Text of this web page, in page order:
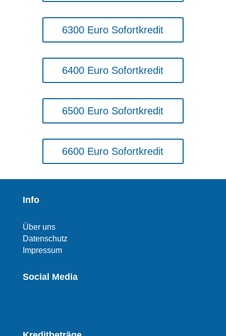
6300 Euro Sofortkredit
6400 Euro Sofortkredit
6500 Euro Sofortkredit
6600 Euro Sofortkredit
Info
Über uns
Datenschutz
Impressum
Social Media